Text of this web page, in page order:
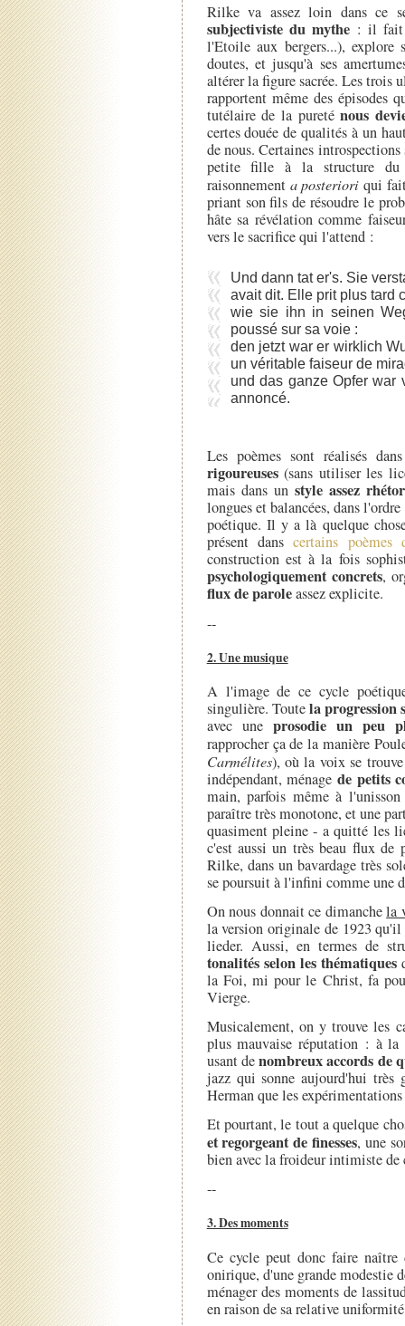
Rilke va assez loin dans ce
subjectiviste du mythe: il fait
l'Etoile aux bergers...), explore
doutes, et jusqu'à ses
altérer la figure sacrée. Les trois
rapportent même des épisodes
tutélaire de la pureténous
certes douée de qualités à un
de nous. Certaines
petite fille à la structure du
raisonnement a posteriori qui
priant son fils de résoudre le
hâte sa révélation comme
vers le sacrifice qui l'attend :
Und dann tat er's. Sie
avait dit. Elle prit plus tard
wie sie ihn in seinen
poussé sur sa voie :
den jetzt war er wirklich
un véritable faiseur de
und das ganze Opfer war
annoncé.
Les poèmes sont réalisés
rigoureuses(sans utiliser les
mais dans un style assez
longues et balancées, dans
poétique. Il y a là quelque
présent danscertains poèmes
construction est à la fois
psychologiquement concrets,
flux de paroleassez explicite.
--
2. Une musique
A l'image de ce cycle
singulière. Toutela progression
avec une prosodie un peu
rapprocher ça de la manière
Carmélites), où la voix se
indépendant, ménage de petits
main, parfois même à
paraître très monotone, et une
quasiment pleine - a quitté les
c'est aussi un très beau flux de
Rilke, dans un bavardage très
se poursuit à l'infini comme une
On nous donnait ce dimanchela
la version originale de 1923
lieder. Aussi, en termes de
tonalités selon les thématiques
la Foi, mi pour le Christ, fa
Vierge.
Musicalement, on y trouve les
plus mauvaise réputation : à
usant denombreux accords de
jazz qui sonne aujourd'hui
Herman que les
Et pourtant, le tout a quelque
et regorgeant de finesses, une
bien avec la froideur intimiste de
--
3. Des moments
Ce cycle peut donc faire naître
onirique, d'une grande modestie
ménager des moments de
en raison de sa relative